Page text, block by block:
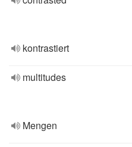
kontrastiert
multitudes
Mengen